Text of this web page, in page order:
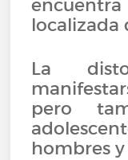
localizada
La
pero
hombres